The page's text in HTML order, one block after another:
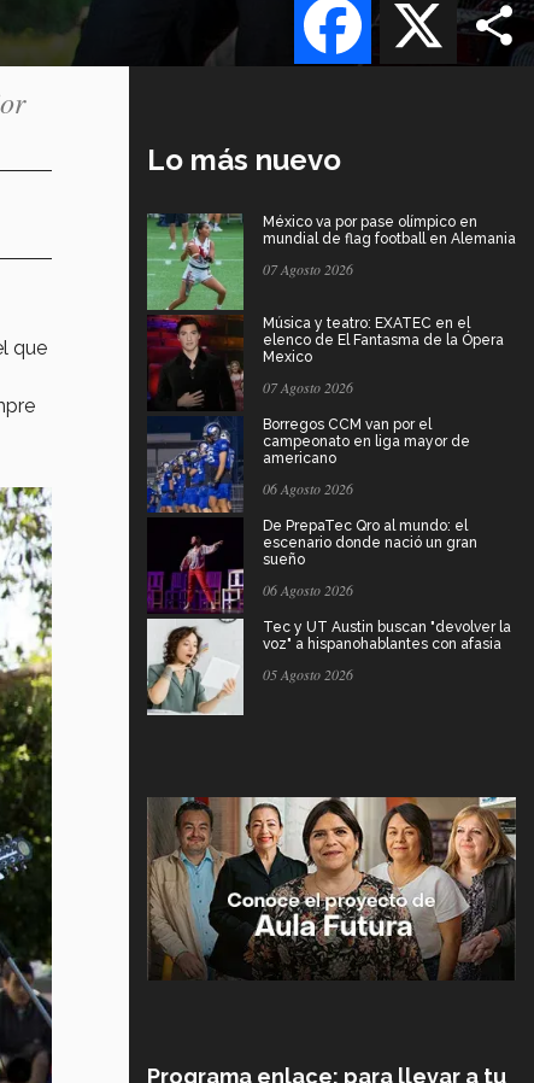
que
Lo más nuevo
México va por pase olímpico en
mundial de flag football en Alemania
07 Agosto 2026
Música y teatro: EXATEC en el
elenco de El Fantasma de la Ópera
Mexico
07 Agosto 2026
Borregos CCM van por el
campeonato en liga mayor de
americano
06 Agosto 2026
De PrepaTec Qro al mundo: el
escenario donde nació un gran
sueño
06 Agosto 2026
Tec y UT Austin buscan "devolver la
voz" a hispanohablantes con afasia
05 Agosto 2026
Programa enlace: para llevar a tu